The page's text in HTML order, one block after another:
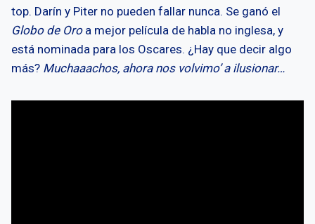
top. Darín y Piter no pueden fallar nunca. Se ganó el
Globo de Oroa mejor película de habla no inglesa, y
está nominada para los Oscares. ¿Hay que decir algo
más? Muchaaachos, ahora nos volvimo’ a ilusionar…